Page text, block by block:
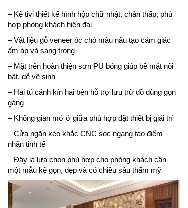
– Kệ tivi thiết kế hình hộp chữ nhật, chân thấp, phù
hợp phòng khách hiện đại
– Vật liệu gỗ veneer óc chó màu nâu tạo cảm giác
ấm áp và sang trọng
– Mặt trên hoàn thiện sơn PU bóng giúp bề mặt nổi
bật, dễ vệ sinh
– Hai tủ cánh kín hai bên hỗ trợ lưu trữ đồ dùng gọn
gàng
– Không gian mở ở giữa phù hợp đặt thiết bị giải trí
– Cửa ngăn kéo khắc CNC sọc ngang tạo điểm
nhấn tinh tế
– Đây là lựa chọn phù hợp cho phòng khách cần
một mẫu kệ gọn, đẹp và có chiều sâu thẩm mỹ